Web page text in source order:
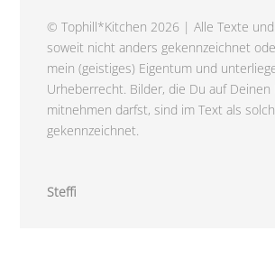
© Tophill*Kitchen 2026 | Alle Texte
soweit nicht anders gekennzeichnet
mein (geistiges) Eigentum und
Urheberrecht. Bilder, die Du auf Deinen
mitnehmen darfst, sind im Text als
gekennzeichnet.
Steffi